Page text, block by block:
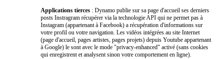
Applications tierces : Dynamo publie sur sa page d'accueil ses derniers
posts Instragram récupérer via la technologie API qui ne permet pas à
Instagram (appartenant à Facebook) a récupération d'informations sur
votre profil ou votre navigation. Les vidéos intégrées au site Internet
(page d'accueil, pages artistes, pages projets) depuis Youtube appartenant
à Google) le sont avec le mode "privacy-enhanced" activé (sans cookies
qui enregistrent et analysent sinon votre comportement en ligne).